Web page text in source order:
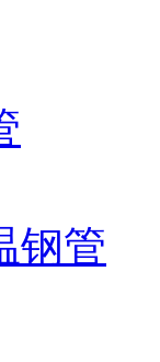
钢管